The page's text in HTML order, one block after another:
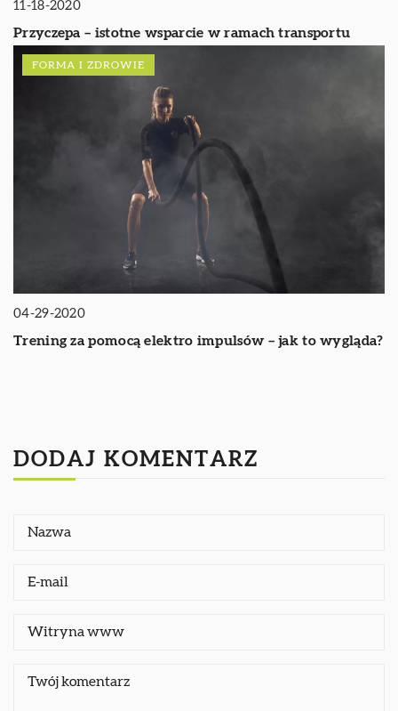
11-18-2020
Przyczepa – istotne wsparcie w ramach transportu
FORMA I ZDROWIE
04-29-2020
Trening za pomocą elektro impulsów – jak to wygląda?
DODAJ KOMENTARZ